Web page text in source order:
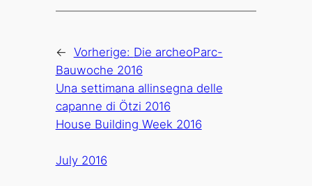
← Vorherige: Die archeoParc-
Bauwoche 2016
Una settimana allinsegna delle
capanne di Ötzi 2016
House Building Week 2016
July 2016